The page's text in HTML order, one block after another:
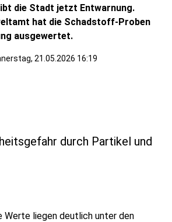
die Stadt jetzt Entwarnung.
hat die Schadstoff-Proben
ausgewertet.
21.05.2026 16:19
durch Partikel und
Werte liegen deutlich unter den